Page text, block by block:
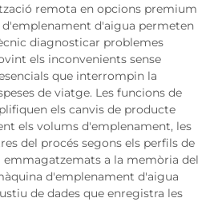
remota en opcions premium
d'aigua permeten
diagnosticar problemes
els inconvenients sense
que interrompin la
de viatge. Les funcions de
els canvis de producte
els volums d'emplenament, les
del procés segons els perfils de
a la memòria del
d'emplenament d'aigua
de dades que enregistra les